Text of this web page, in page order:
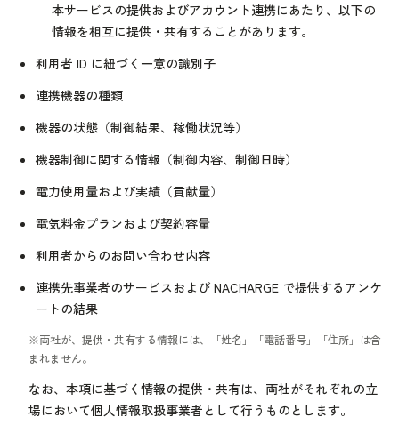
本サービスの提供およびアカウント連携にあたり、以下の
情報を相互に提供・共有することがあります。
利用者 ID に紐づく一意の識別子
連携機器の種類
機器の状態（制御結果、稼働状況等）
機器制御に関する情報（制御内容、制御日時）
電力使用量および実績（貢献量）
電気料金プランおよび契約容量
利用者からのお問い合わせ内容
連携先事業者のサービスおよび NACHARGE で提供するアンケ
ートの結果
※両社が、提供・共有する情報には、「姓名」「電話番号」「住所」は含
まれません。
なお、本項に基づく情報の提供・共有は、両社がそれぞれの立
場において個人情報取扱事業者として行うものとします。